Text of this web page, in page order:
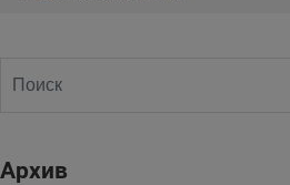
Архив